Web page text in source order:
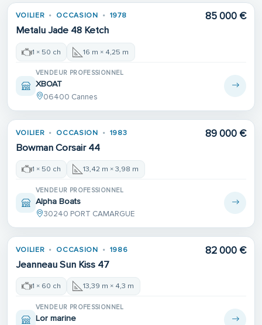
VOILIER OCCASION 1978
Metalu Jade 48 Ketch
85 000 €
1 × 50 ch 16 m × 4,25 m
VENDEUR PROFESSIONNEL
XBOAT
06400 Cannes
VOILIER OCCASION 1983
Bowman Corsair 44
89 000 €
1 × 50 ch 13,42 m × 3,98 m
VENDEUR PROFESSIONNEL
Alpha Boats
30240 PORT CAMARGUE
VOILIER OCCASION 1986
Jeanneau Sun Kiss 47
82 000 €
1 × 60 ch 13,39 m × 4,3 m
VENDEUR PROFESSIONNEL
Lor marine